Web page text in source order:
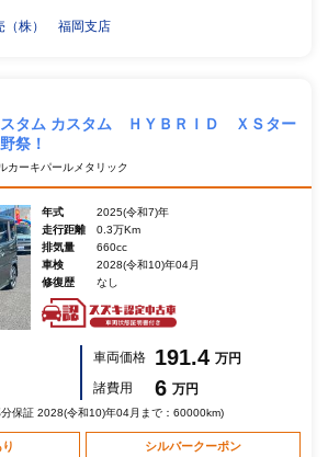
（株） 福岡支店
スタム カスタム ＨＹＢＲＩＤ ＸＳター
祭！
カーキパールメタリック
年式
2025(令和7)年
走行距離
0.3万Km
排気量
660cc
車検
2028(令和10)年04月
修復歴
なし
車両価格 191.4 万円
諸費用
6 万円
保証 2028(令和10)年04月まで：60000km)
シルバークーポン